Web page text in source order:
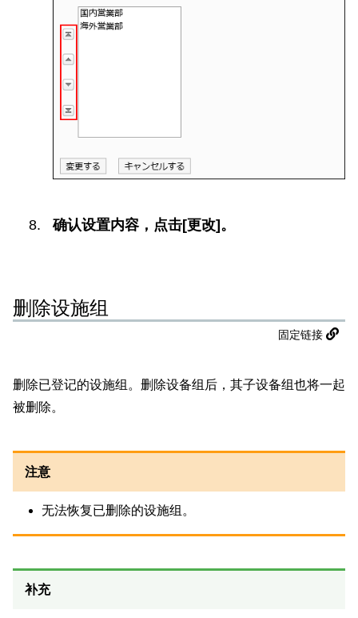
确认设置内容，点击[更改]。
删除设施组
固定链接
删除已登记的设施组。删除设备组后，其子设备组也将一起
被删除。
注意
无法恢复已删除的设施组。
补充